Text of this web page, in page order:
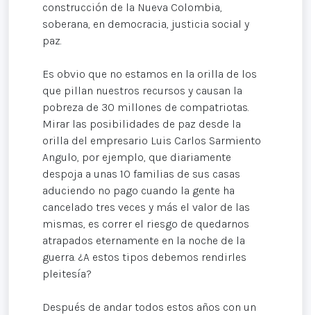
construcción de la Nueva Colombia,
soberana, en democracia, justicia social y
paz.
Es obvio que no estamos en la orilla de los
que pillan nuestros recursos y causan la
pobreza de 30 millones de compatriotas.
Mirar las posibilidades de paz desde la
orilla del empresario Luis Carlos Sarmiento
Angulo, por ejemplo, que diariamente
despoja a unas 10 familias de sus casas
aduciendo no pago cuando la gente ha
cancelado tres veces y más el valor de las
mismas, es correr el riesgo de quedarnos
atrapados eternamente en la noche de la
guerra. ¿A estos tipos debemos rendirles
pleitesía?
Después de andar todos estos años con un